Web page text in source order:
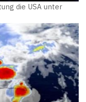
die USA unter